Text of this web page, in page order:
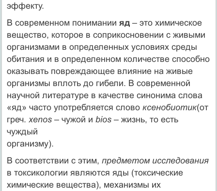
эффекту.
В современном понимании яд– это химическое
вещество, которое в соприкосновении с живыми
организмами в определенных условиях среды
обитания и в определенном количестве способно
оказывать повреждающее влияние на живые
организмы вплоть до гибели. В современной
научной литературе в качестве синонима слова
«яд» часто употребляется слово ксенобиотик(от
греч. xenos– чужой и bios– жизнь, то есть
чуждый
организму).
В соответствии с этим, предметом исследования
в токсикологии являются яды (токсические
химические вещества), механизмы их